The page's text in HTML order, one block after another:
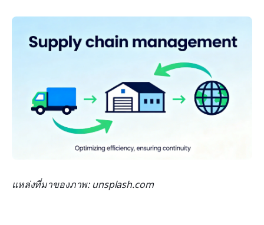
แหล่งที่มาของภาพ: unsplash.com